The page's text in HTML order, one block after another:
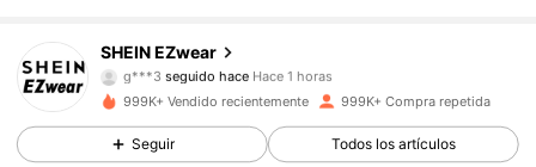
SHEIN EZwear
g***3seguido hace
j***1está navegando
4,85
1.9M Seguidores
999K+ Vendido recientemente 999K+ Compra repetida
Seguir Todos los artículos